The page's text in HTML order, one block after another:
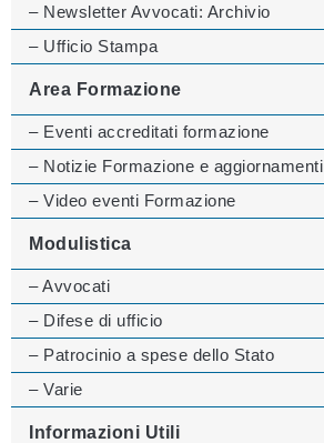
– Newsletter Avvocati: Archivio
– Ufficio Stampa
Area Formazione
– Eventi accreditati formazione
– Notizie Formazione e aggiornamenti
– Video eventi Formazione
Modulistica
– Avvocati
– Difese di ufficio
– Patrocinio a spese dello Stato
– Varie
Informazioni Utili